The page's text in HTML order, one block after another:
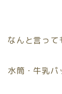
なんと言って
水筒・牛乳